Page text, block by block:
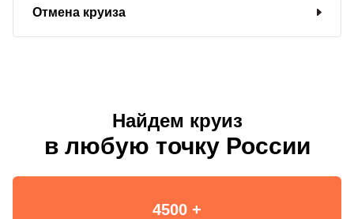
Отмена круиза
Найдем круиз
в любую точку России
4500 +